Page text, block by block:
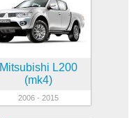
Mitsubishi L200
(mk4)
2006 - 2015